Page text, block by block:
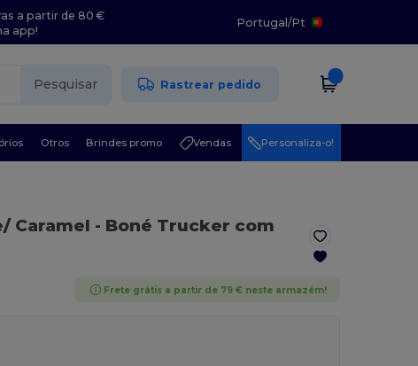
a partir de 80 €
app!
Portugal/Pt
Pesquisar Rastrear pedido
Otros Brindes promo Vendas Personaliza-o!
Caramel - Boné Trucker com
Frete grátis a partir de 79 € neste armazém!